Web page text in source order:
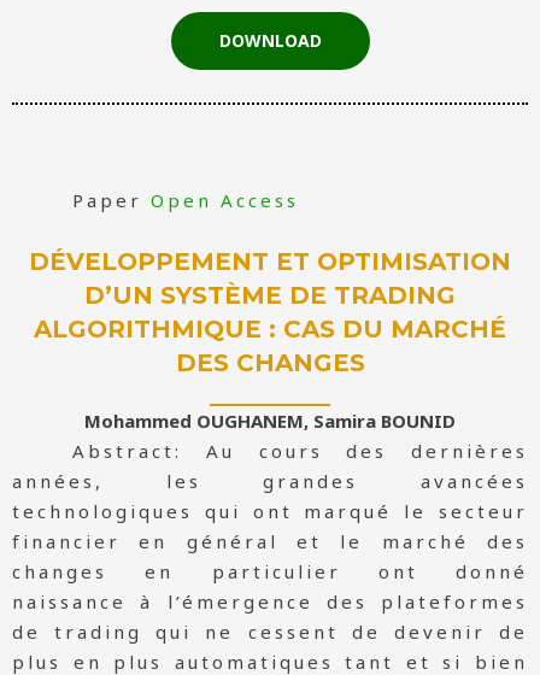
DOWNLOAD
Paper Open Access
DÉVELOPPEMENT ET OPTIMISATION
D’UN SYSTÈME DE TRADING
ALGORITHMIQUE : CAS DU MARCHÉ
DES CHANGES
Mohammed OUGHANEM, Samira BOUNID
Abstract: Au cours des dernières
années, les grandes avancées
technologiques qui ont marqué le secteur
financier en général et le marché des
changes en particulier ont donné
naissance à l’émergence des plateformes
de trading qui ne cessent de devenir de
plus en plus automatiques tant et si bien